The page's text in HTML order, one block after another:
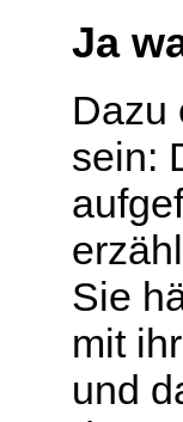
Ja
Dazu
sein:
Sie
mit
und